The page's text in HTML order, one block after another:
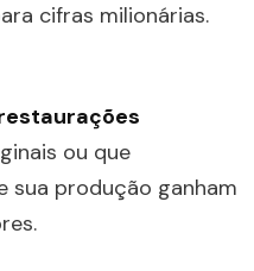
cifras milionárias.
ou que
sua produção ganham